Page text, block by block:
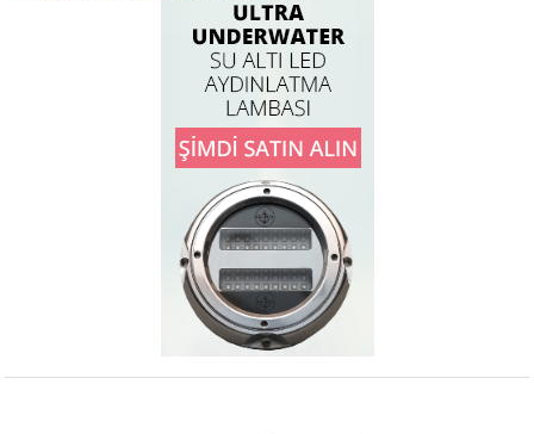
Ø 20/25 mm borulara sabitleme